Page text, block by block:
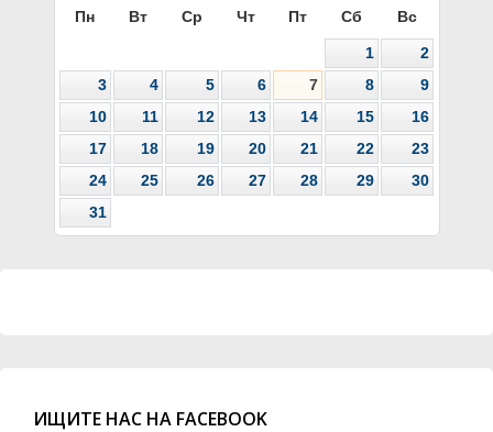
Пн Вт Ср Чт Пт Сб Вс
1
2
3
4 5 6 7 8
9
10
11 12 13 14 15
16
17
18 19 20 21 22
23
24
25 26 27 28 29
30
31
ИЩИТЕ НАС НА FACEBOOK